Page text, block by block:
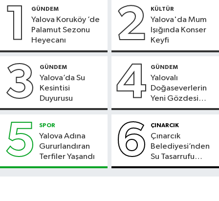
1 GÜNDEM
Yalova Koruköy ’de
Palamut Sezonu
Heyecanı
2 KÜLTÜR
Yalova'da Mum
Işığında Konser
Keyfi
3 GÜNDEM
Yalova’da Su
Kesintisi
Duyurusu
4 GÜNDEM
Yalovalı
Doğaseverlerin
Yeni Gözdesi
Bolu'daki Meyve
5 SPOR
Yalova Adına
Gururlandıran
Terfiler Yaşandı
6 ÇINARCIK
Çınarcık
Belediyesi’nden
Su Tasarrufu
Çağrısı